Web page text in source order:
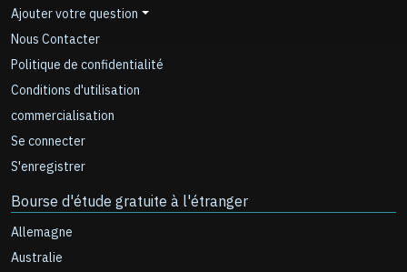
Ajouter votre question
Nous Contacter
Politique de confidentialité
Conditions d'utilisation
commercialisation
Se connecter
S'enregistrer
Bourse d'étude gratuite à l'étranger
Allemagne
Australie